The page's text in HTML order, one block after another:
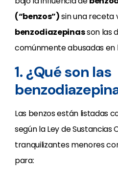
(“benzos”)sin una receta
benzodiazepinasson las
comúnmente abusadas en
1. ¿Qué son las
Las benzos están listadas
según la Ley de Sustancias
tranquilizantes menores
para: